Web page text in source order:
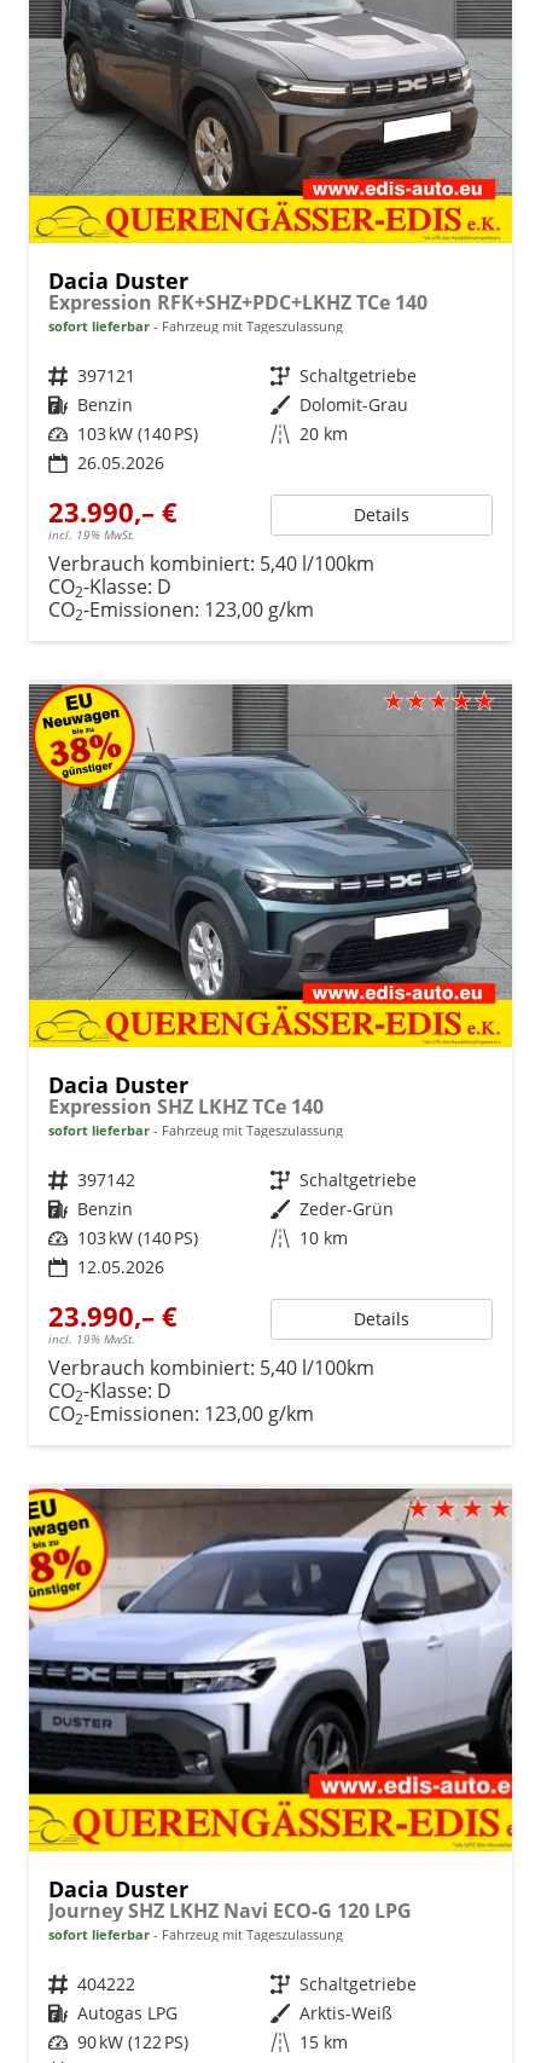
Dacia Duster
Expression RFK+SHZ+PDC+LKHZ TCe 140
sofort lieferbar Fahrzeug mit Tageszulassung
Fahrzeugnr. 397121 Getriebe Schaltgetriebe
Kraftstoff Benzin Außenfarbe Dolomit-Grau
Leistung 103 kW (140 PS) Kilometerstand 20 km
26.05.2026
23.990,– €
incl. 19% MwSt.
Details
Verbrauch kombiniert: 5,40 l/100km
CO2-Klasse: D
CO2-Emissionen: 123,00 g/km
Dacia Duster
Expression SHZ LKHZ TCe 140
sofort lieferbar Fahrzeug mit Tageszulassung
Fahrzeugnr. 397142 Getriebe Schaltgetriebe
Kraftstoff Benzin Außenfarbe Zeder-Grün
Leistung 103 kW (140 PS) Kilometerstand 10 km
12.05.2026
23.990,– €
incl. 19% MwSt.
Details
Verbrauch kombiniert: 5,40 l/100km
CO2-Klasse: D
CO2-Emissionen: 123,00 g/km
Dacia Duster
Journey SHZ LKHZ Navi ECO-G 120 LPG
sofort lieferbar Fahrzeug mit Tageszulassung
Fahrzeugnr. 404222 Getriebe Schaltgetriebe
Kraftstoff Autogas LPG Außenfarbe Arktis-Weiß
Leistung 90 kW (122 PS) Kilometerstand 15 km